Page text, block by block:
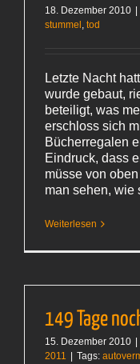
18. Dezember 2010
stummel , tod
Letzte Nacht
wurde gebaut,
beteiligt, was
erschloss sich
Bücherregalen
Eindruck, dass
müsse von
man sehen, wie
Weiterlesen
149 Tage
15. Dezember 2010
2011
Tags: